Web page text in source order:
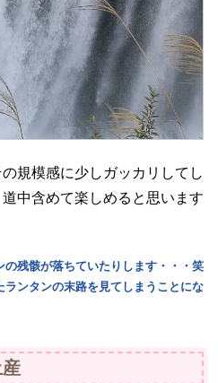
規模感に少しガッカリしてし
中含めて楽しめると思います
残骸が落ちていたりします・・・笑
ンタンの末路を見てしまうことにな